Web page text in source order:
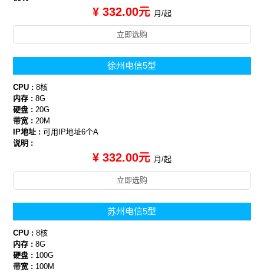
¥ 332.00元 月/起
立即选购
徐州电信5型
CPU :8核
内存 :8G
硬盘 : 20G
带宽 : 20M
IP地址 :可用IP地址6个A
说明 :
¥ 332.00元 月/起
立即选购
苏州电信5型
CPU :8核
内存 :8G
硬盘 : 100G
带宽 : 100M